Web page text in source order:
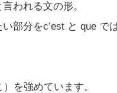
われる文の形。
部分をc’est と que で
を強めています。